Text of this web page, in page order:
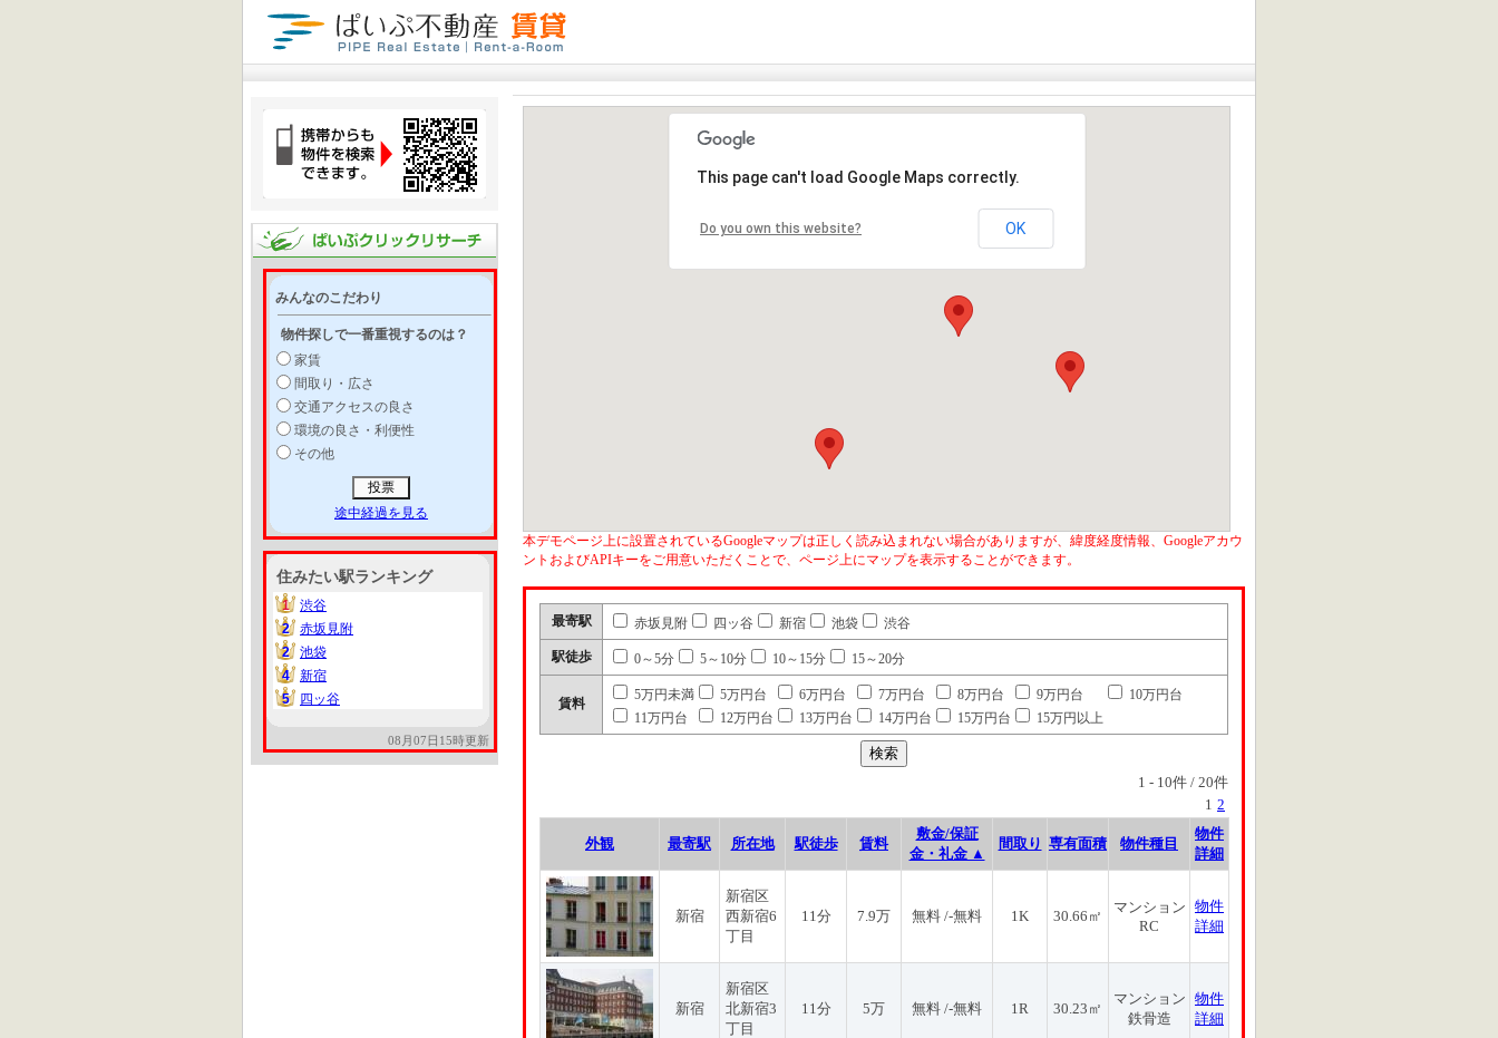
みんなのこだわり
物件探しで一番重視するのは？
家賃
間取り・広さ
交通アクセスの良さ
環境の良さ・利便性
その他
途中経過を見る
住みたい駅ランキング
1
1
渋谷
2
2
赤坂見附
2
2
池袋
4
4
新宿
5
5 四ッ谷
08月07日15時更新
This page can't load Google Maps correctly.
Do you own this website? OK
本デモページ上に設置されているGoogleマップは正しく読み込まれない場合がありますが、緯度経度情報、Googleアカウ
ントおよびAPIキーをご用意いただくことで、ページ上にマップを表示することができます。
最寄駅 赤坂見附 四ッ谷 新宿 池袋 渋谷
駅徒歩 0～5分 5～10分 10～15分 15～20分
賃料
5万円未満 5万円台 6万円台 7万円台 8万円台 9万円台
10万円台
11万円台
12万円台 13万円台 14万円台 15万円台 15万円以上
1 - 10件 / 20件
1 2
外観 最寄駅 所在地 駅徒歩 賃料
敷金/保証
金・礼金 ▲
間取り 専有面積 物件種目
物件
詳細
新宿
新宿区
西新宿6
丁目
11分 7.9万 無料 /-無料 1K 30.66㎡
マンション
RC
物件
詳細
新宿
新宿区
北新宿3
丁目
11分 5万 無料 /-無料 1R 30.23㎡
マンション
鉄骨造
物件
詳細